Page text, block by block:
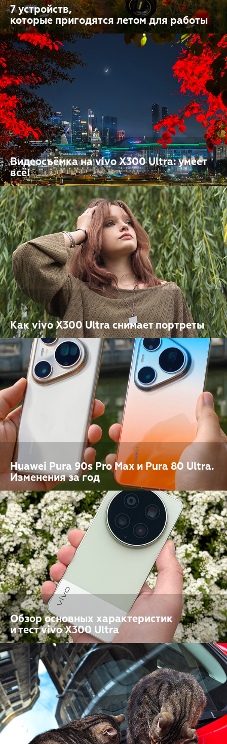
7 устройств,
которые пригодятся летом для работы
Видеосъёмка на vivo X300 Ultra: умеет
всё!
Как vivo X300 Ultra снимает портреты
Huawei Pura 90s Pro Max и Pura 80 Ultra.
Изменения за год
Обзор основных характеристик
и тест vivo X300 Ultra